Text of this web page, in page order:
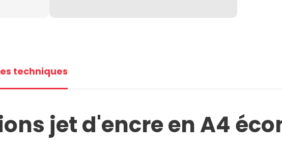
techniques
jet d'encre en A4